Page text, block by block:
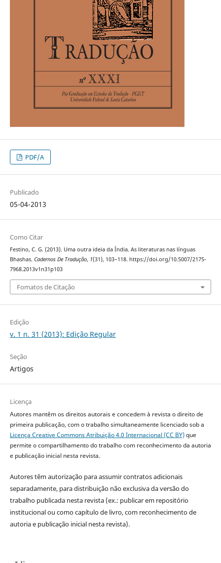
PDF/A
Publicado
05-04-2013
Como Citar
Festino, C. G. (2013). Uma outra ideia da Índia. As literaturas nas línguas
Bhashas. Cadernos De Tradução, 1(31), 103–118. https://doi.org/10.5007/2175-
7968.2013v1n31p103
Fomatos de Citação
Edição
v. 1 n. 31 (2013): Edição Regular
Seção
Artigos
Licença
Autores mantêm os direitos autorais e concedem à revista o direito de
primeira publicação, com o trabalho simultaneamente licenciado sob a
Licença Creative Commons Atribuição 4.0 Internacional (CC BY)que
permite o compartilhamento do trabalho com reconhecimento da autoria
e publicação inicial nesta revista.
Autores têm autorização para assumir contratos adicionais
separadamente, para distribuição não exclusiva da versão do
trabalho publicada nesta revista (ex.: publicar em repositório
institucional ou como capítulo de livro, com reconhecimento de
autoria e publicação inicial nesta revista).